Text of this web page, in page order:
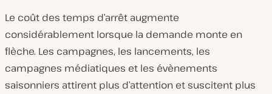
Le coût des temps d’arrêt augmente
considérablement lorsque la demande monte en
flèche. Les campagnes, les lancements, les
campagnes médiatiques et les évènements
saisonniers attirent plus d’attention et suscitent plus